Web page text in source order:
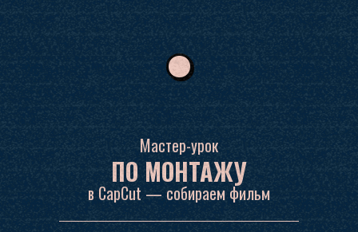
Мастер-урок
в CapCut — собираем фильм
ПО МОНТАЖУ